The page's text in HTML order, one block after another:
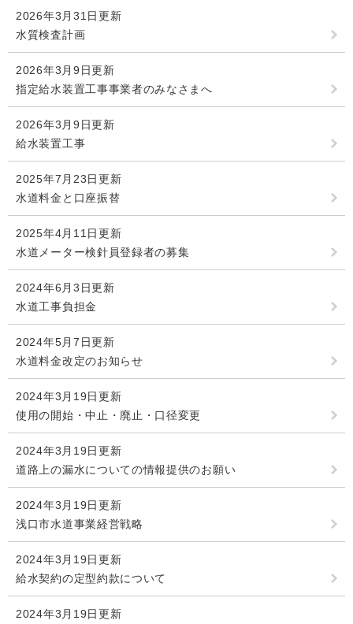
2026年3月31日更新
水質検査計画
2026年3月9日更新
指定給水装置工事事業者のみなさまへ
2026年3月9日更新
給水装置工事
2025年7月23日更新
水道料金と口座振替
2025年4月11日更新
水道メーター検針員登録者の募集
2024年6月3日更新
水道工事負担金
2024年5月7日更新
水道料金改定のお知らせ
2024年3月19日更新
使用の開始・中止・廃止・口径変更
2024年3月19日更新
道路上の漏水についての情報提供のお願い
2024年3月19日更新
浅口市水道事業経営戦略
2024年3月19日更新
給水契約の定型約款について
2024年3月19日更新